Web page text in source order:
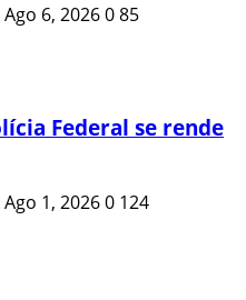
Ago 6, 2026085
Federal se rende
Ago 1, 20260 124